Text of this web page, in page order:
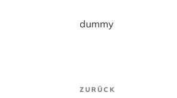
dummy
Vorheriger
ZURÜCK